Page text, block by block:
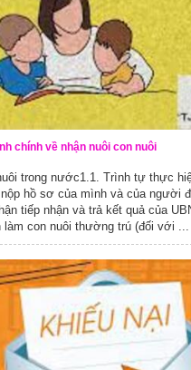
chính về nhận nuôi con nuôi
trong nước1.1. Trình tự thực
hồ sơ của mình và của người
tiếp nhận và trả kết quả của
con nuôi thường trú (đối với ...